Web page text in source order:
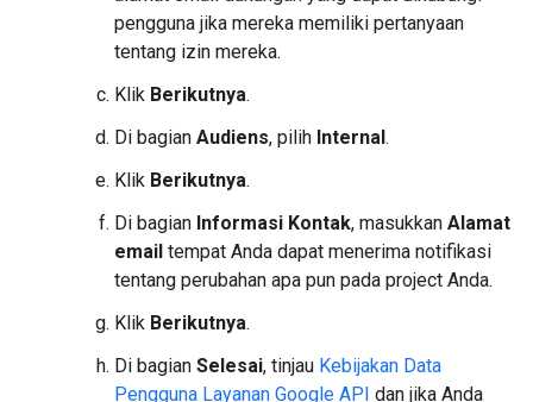
pengguna jika mereka memiliki pertanyaan
tentang izin mereka.
Klik Berikutnya.
Di bagian Audiens, pilih Internal.
Klik Berikutnya.
Di bagian Informasi Kontak, masukkan Alamat
email tempat Anda dapat menerima notifikasi
tentang perubahan apa pun pada project Anda.
Klik Berikutnya.
Di bagian Selesai, tinjau Kebijakan Data
Pengguna Layanan Google API dan jika Anda